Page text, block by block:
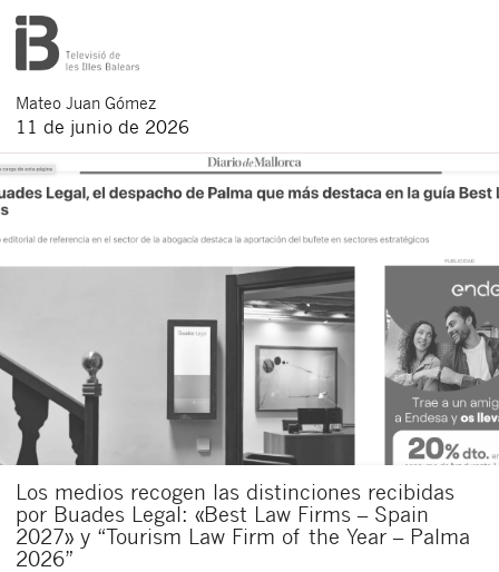
Mateo Juan Gómez
11 de junio de 2026
Los medios recogen las distinciones recibidas
por Buades Legal: «Best Law Firms – Spain
2027» y “Tourism Law Firm of the Year – Palma
2026”